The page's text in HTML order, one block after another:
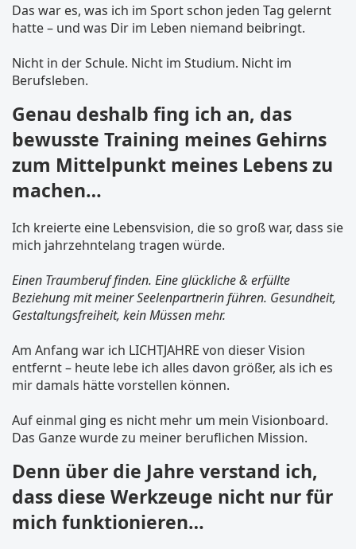
Das war es, was ich im Sport schon jeden Tag gelernt
hatte – und was Dir im Leben niemand beibringt.
Nicht in der Schule. Nicht im Studium. Nicht im
Berufsleben.
Genau deshalb fing ich an, das
bewusste Training meines Gehirns
zum Mittelpunkt meines Lebens zu
machen…
Ich kreierte eine Lebensvision, die so groß war, dass sie
mich jahrzehntelang tragen würde.
Einen Traumberuf finden. Eine glückliche & erfüllte
Beziehung mit meiner Seelenpartnerin führen. Gesundheit,
Gestaltungsfreiheit, kein Müssen mehr.
Am Anfang war ich LICHTJAHRE von dieser Vision
entfernt – heute lebe ich alles davon größer, als ich es
mir damals hätte vorstellen können.
Auf einmal ging es nicht mehr um mein Visionboard.
Das Ganze wurde zu meiner beruflichen Mission.
Denn über die Jahre verstand ich,
dass diese Werkzeuge nicht nur für
mich funktionieren…